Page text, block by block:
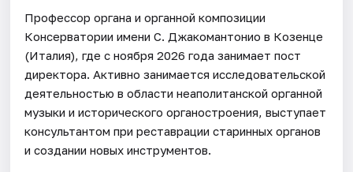
Профессор органа и органной композиции
Консерватории имени С. Джакомантонио в Козенце
(Италия), где с ноября 2026 года занимает пост
директора. Активно занимается исследовательской
деятельностью в области неаполитанской органной
музыки и исторического органостроения, выступает
консультантом при реставрации старинных органов
и создании новых инструментов.